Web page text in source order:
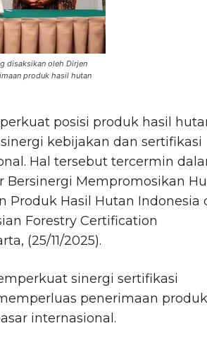
disaksikan oleh Dirjen
produk hasil hutan
posisi produk hasil
kebijakan dan sertifikasi
Hal tersebut tercermin
Bersinergi Mempromosikan
Produk Hasil Hutan Indonesia
Forestry Certification
(25/11/2025).
sinergi sertifikasi
penerimaan produk
internasional.